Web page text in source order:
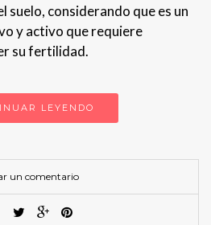
suelo, considerando que es un
y activo que requiere
su fertilidad.
LEYENDO
un comentario